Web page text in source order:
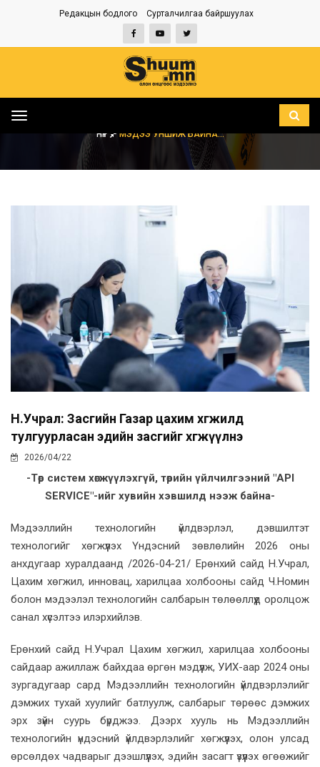
Редакцын бодлого Сурталчилгаа байршуулах
Toggle
НҮҮР МЭДЭЭ УНШИЖ БАЙНА...
Н.Учрал: Засгийн Газар цахим хөгжилд
тулгуурласан эдийн засгийг хөгжүүлнэ
2026/04/22
-Төр систем хөгжүүлэхгүй, төрийн үйлчилгээний "API
SERVICE"-ийг хувийн хэвшилд нээж байна-
Мэдээллийн технологийн үйлдвэрлэл, дэвшилтэт
технологийг хөгжүүлэх Үндэсний зөвлөлийн 2026 оны
анхдугаар хуралдаанд /2026-04-21/ Ерөнхий сайд Н.Учрал,
Цахим хөгжил, инновац, харилцаа холбооны сайд Ч.Номин
болон мэдээлэл технологийн салбарын төлөөллүүд оролцож
санал хүсэлтээ илэрхийлэв.
Ерөнхий сайд Н.Учрал Цахим хөгжил, харилцаа холбооны
сайдаар ажиллаж байхдаа өргөн мэдүүлж, УИХ-аар 2024 оны
зургадугаар сард Мэдээллийн технологийн үйлдвэрлэлийг
дэмжих тухай хуулийг батлуулж, салбарыг төрөөс дэмжих
эрх зүйн суурь бүрджээ. Дээрх хууль нь Мэдээллийн
технологийн үндэсний үйлдвэрлэлийг хөгжүүлэх, олон улсад
өрсөлдөх чадварыг дээшлүүлэх, эдийн засагт үзүүлэх өгөөжийг